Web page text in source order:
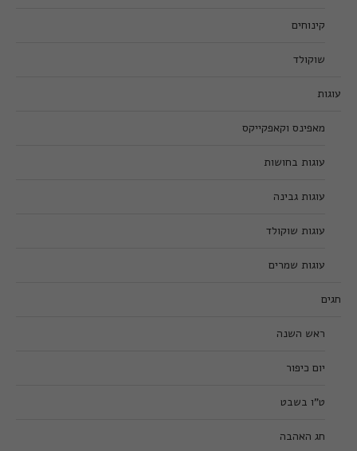
קינוחים
שוקולד
עוגות
מאפינס וקאפקייקס
עוגות בחושות
עוגות גבינה
עוגות שוקולד
עוגות שמרים
חגים
ראש השנה
יום כיפור
ט”ו בשבט
חג האהבה